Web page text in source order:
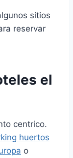
sitios
reservar
el
centrico.
huertos
o